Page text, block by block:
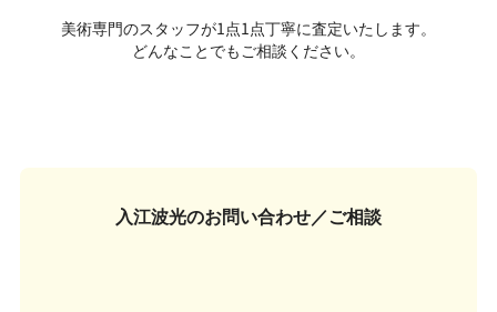
美術専門のスタッフが1点1点丁寧に査定いたします。
どんなことでもご相談ください。
入江波光のお問い合わせ／ご相談